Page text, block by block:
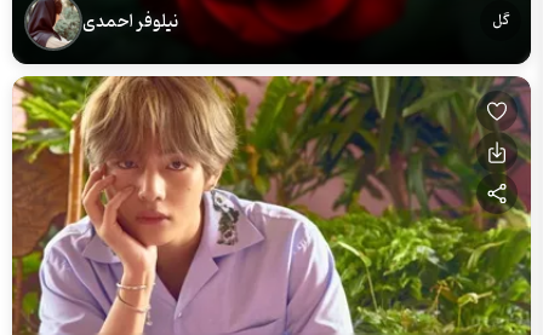
گل نیلوفر احمدی